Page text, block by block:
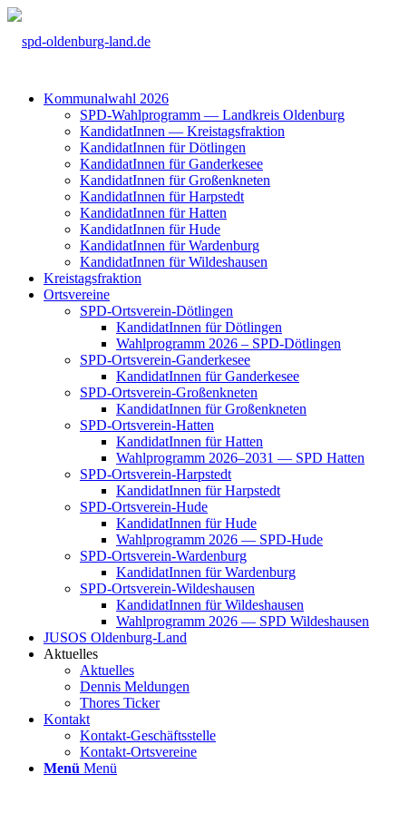
Kom­mu­nal­wahl 2026
SPD-Wahl­pro­gramm — Land­kreis Olden­burg
Kan­di­da­tIn­nen — Kreis­tags­frak­ti­on
Kan­di­da­tIn­nen für Döt­lin­gen
Kan­di­da­tIn­nen für Gan­der­ke­see
Kan­di­da­tIn­nen für Groß­enkne­ten
Kan­di­da­tIn­nen für Harp­s­tedt
Kan­di­da­tIn­nen für Hat­ten
Kan­di­da­tIn­nen für Hude
Kan­di­da­tIn­nen für War­den­burg
Kan­di­da­tIn­nen für Wil­des­hau­sen
Kreis­tags­frak­ti­on
Orts­ver­ei­ne
SPD-Orts­­ver­­ein-Döt­­lin­­gen
Kan­di­da­tIn­nen für Döt­lin­gen
Wahl­pro­gramm 2026 – SPD-Döt­lin­gen
SPD-Orts­­ver­­ein-Gan­­der­ke­­see
Kan­di­da­tIn­nen für Gan­der­ke­see
SPD-Orts­­ver­­ein-Gro­ß­en­k­ne­­ten
Kan­di­da­tIn­nen für Groß­enkne­ten
SPD-Orts­­ver­­ein-Hat­­ten
Kan­di­da­tIn­nen für Hat­ten
Wahl­pro­gramm 2026–2031 — SPD Hat­ten
SPD-Orts­­ver­­ein-Har­p­s­tedt
Kan­di­da­tIn­nen für Harp­s­tedt
SPD-Orts­­ver­­ein-Hude
Kan­di­da­tIn­nen für Hude
Wahl­pro­gramm 2026 — SPD-Hude
SPD-Orts­­ver­­ein-War­­den­­burg
Kan­di­da­tIn­nen für War­den­burg
SPD-Orts­­ver­­ein-Wil­­des­hau­­sen
Kan­di­da­tIn­nen für Wil­des­hau­sen
Wahl­pro­gramm 2026 — SPD Wil­des­hau­sen
JUSOS Olden­­burg-Land
Aktu­el­les
Aktu­el­les
Den­nis Mel­dun­gen
Tho­res Ticker
Kon­takt
Kon­­­takt-Geschäfts­­s­tel­­le
Kon­­­takt-Orts­­ver­­ei­­ne
Menü Menü